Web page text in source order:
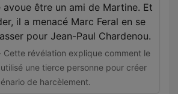
avoue être un ami de Martine. Et
il a menacé Marc Feral en se
pour Jean-Paul Chardenou.
Cette révélation explique comment le
une tierce personne pour créer
de harcèlement.